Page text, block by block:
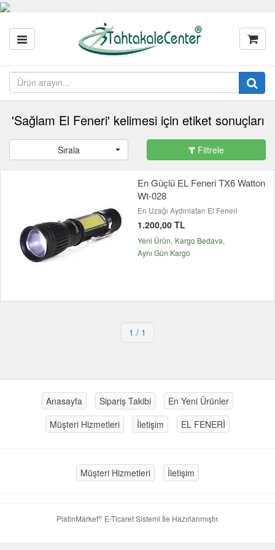
'Sağlam El Feneri' kelimesi için etiket sonuçları
Sırala Filtrele
En Güçlü EL Feneri TX6 Watton
Wt-028
En Uzağı Aydınlatan El Feneri
1.200,00 TL
Yeni Ürün Kargo Bedava
Aynı Gün Kargo
1 / 1
Anasayfa Sipariş Takibi
En Yeni Ürünler
Müşteri Hizmetleri
İletişim EL FENERİ
Müşteri Hizmetleri İletişim
PlatinMarket®E-Ticaret Sistemi İle Hazırlanmıştır.